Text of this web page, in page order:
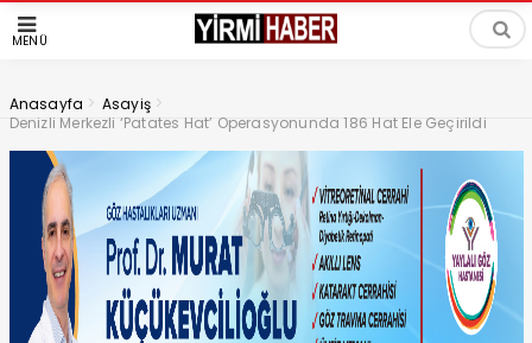
MENÜ
Anasayfa > Asayiş >
Denizli Merkezli ‘Patates Hat’ Operasyonunda 186 Hat Ele Geçirildi